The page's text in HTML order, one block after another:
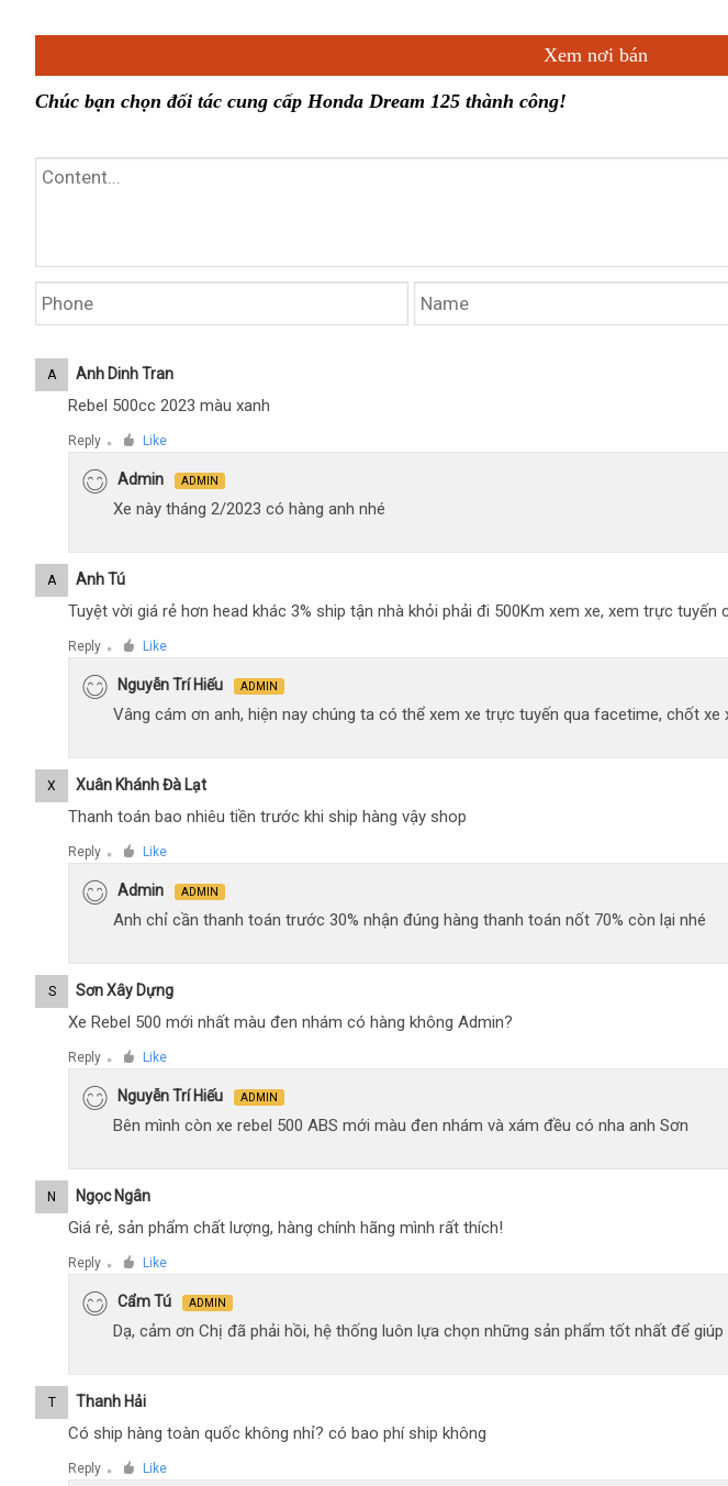
Xem nơi bán
Chúc bạn chọn đối tác cung cấp Honda Dream 125 thành công!
A Anh Dinh Tran
Rebel 500cc 2023 màu xanh
Reply ● Like
Admin ADMIN
Xe này tháng 2/2023 có hàng anh nhé
A Anh Tú
Tuyệt vời giá rẻ hơn head khác 3% ship tận nhà khỏi phải đi 500Km xem xe, xem trực tuyến
Reply ● Like
Nguyễn Trí Hiếu ADMIN
Vâng cám ơn anh, hiện nay chúng ta có thể xem xe trực tuyến qua facetime, chốt
X Xuân Khánh Đà Lạt
Thanh toán bao nhiêu tiền trước khi ship hàng vậy shop
Reply ● Like
Admin ADMIN
Anh chỉ cần thanh toán trước 30% nhận đúng hàng thanh toán nốt 70% còn lại nhé
S Sơn Xây Dựng
Xe Rebel 500 mới nhất màu đen nhám có hàng không Admin?
Reply ● Like
Nguyễn Trí Hiếu ADMIN
Bên mình còn xe rebel 500 ABS mới màu đen nhám và xám đều có nha anh Sơn
N Ngọc Ngân
Giá rẻ, sản phẩm chất lượng, hàng chính hãng mình rất thích!
Reply ● Like
Cẩm Tú ADMIN
Dạ, cảm ơn Chị đã phải hồi, hệ thống luôn lựa chọn những sản phẩm tốt nhất để
T Thanh Hải
Có ship hàng toàn quốc không nhỉ? có bao phí ship không
Reply ● Like